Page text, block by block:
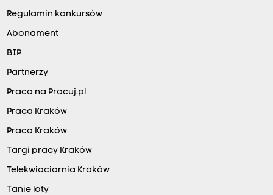
Regulamin konkursów
Abonament
BIP
Partnerzy
Praca na Pracuj.pl
Praca Kraków
Praca Kraków
Targi pracy Kraków
Telekwiaciarnia Kraków
Tanie loty